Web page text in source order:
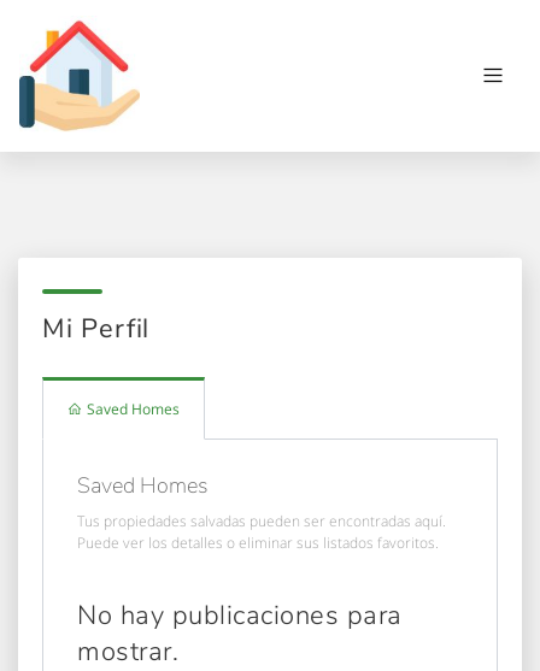
Mi Perfil
Saved Homes
Saved Homes
Tus propiedades salvadas pueden ser encontradas aquí.
Puede ver los detalles o eliminar sus listados favoritos.
No hay publicaciones para
mostrar.